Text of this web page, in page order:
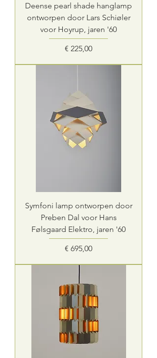
Deense pearl shade hanglamp
ontworpen door Lars Schiøler
voor Hoyrup, jaren '60
Prijs
€ 225,00
Symfoni lamp ontworpen door
Preben Dal voor Hans
Følsgaard Elektro, jaren '60
Prijs
€ 695,00